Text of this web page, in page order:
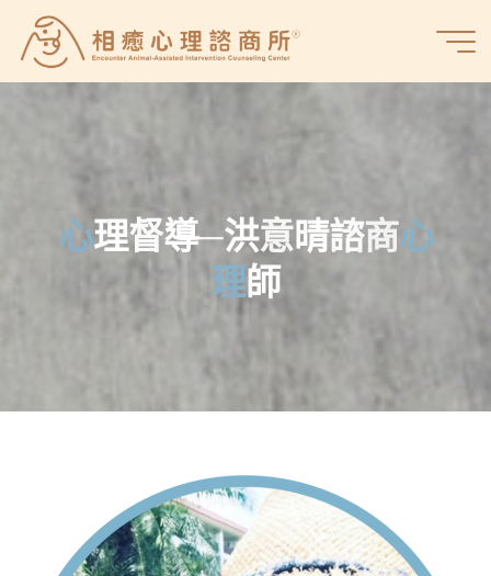
content
癒
所
心理督導─洪意晴諮商心
理師